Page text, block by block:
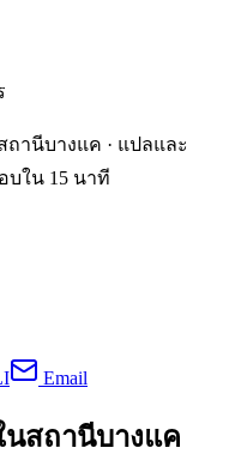
ถานีบางแค · แปลและ
บใน 15 นาที
Email
นสถานีบางแค